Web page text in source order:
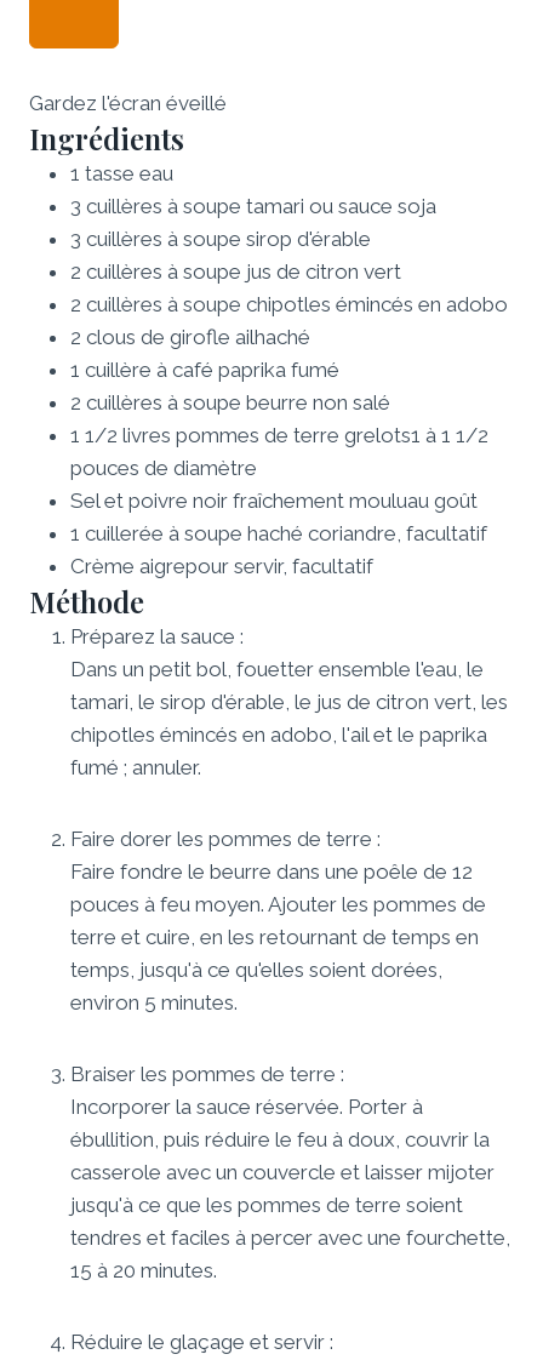
Gardez l'écran éveillé
Ingrédients
1 tasse eau
3 cuillères à soupe tamari ou sauce soja
3 cuillères à soupe sirop d'érable
2 cuillères à soupe jus de citron vert
2 cuillères à soupe chipotles émincés en adobo
2 clous de girofle ailhaché
1 cuillère à café paprika fumé
2 cuillères à soupe beurre non salé
1 1/2 livres pommes de terre grelots1 à 1 1/2
pouces de diamètre
Sel et poivre noir fraîchement mouluau goût
1 cuillerée à soupe haché coriandre, facultatif
Crème aigrepour servir, facultatif
Méthode
Préparez la sauce :
Dans un petit bol, fouetter ensemble l'eau, le
tamari, le sirop d'érable, le jus de citron vert, les
chipotles émincés en adobo, l'ail et le paprika
fumé ; annuler.
Faire dorer les pommes de terre :
Faire fondre le beurre dans une poêle de 12
pouces à feu moyen. Ajouter les pommes de
terre et cuire, en les retournant de temps en
temps, jusqu'à ce qu'elles soient dorées,
environ 5 minutes.
Braiser les pommes de terre :
Incorporer la sauce réservée. Porter à
ébullition, puis réduire le feu à doux, couvrir la
casserole avec un couvercle et laisser mijoter
jusqu'à ce que les pommes de terre soient
tendres et faciles à percer avec une fourchette,
15 à 20 minutes.
Réduire le glaçage et servir :